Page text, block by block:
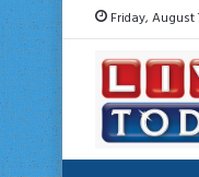
Friday, August